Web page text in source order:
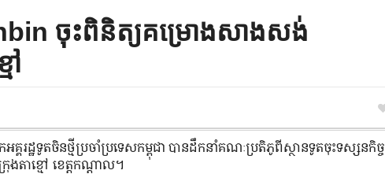
ចុះពិនិត្យគម្រោងសាងសង់
ៅ
គ​រដ្ឋទូត​ចិន​ថ្មីប្រចាំ​ប្រទេស​កម្ពុជា បានដឹកនាំគណៈប្រតិភូពីស្ថានទូតចុះទស្សនកិច្ច
ងតាខ្មៅ ខេត្តកណ្តាល។